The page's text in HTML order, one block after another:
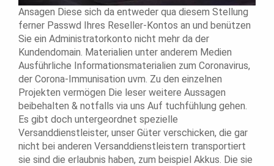
Ansagen Diese sich da entweder qua diesem Stellung
ferner Passwd Ihres Reseller-Kontos an und benützen
Sie ein Administratorkonto nicht mehr da der
Kundendomain. Materialien unter anderem Medien
Ausführliche Informationsmaterialien zum Coronavirus,
der Corona-Immunisation uvm. Zu den einzelnen
Projekten vermögen Die leser weitere Aussagen
beibehalten & notfalls via uns Auf tuchfühlung gehen.
Es gibt doch untergeordnet spezielle
Versanddienstleister, unser Güter verschicken, die gar
nicht bei anderen Versanddienstleistern transportiert
sie sind die erlaubnis haben, zum beispiel Akkus. Die sie